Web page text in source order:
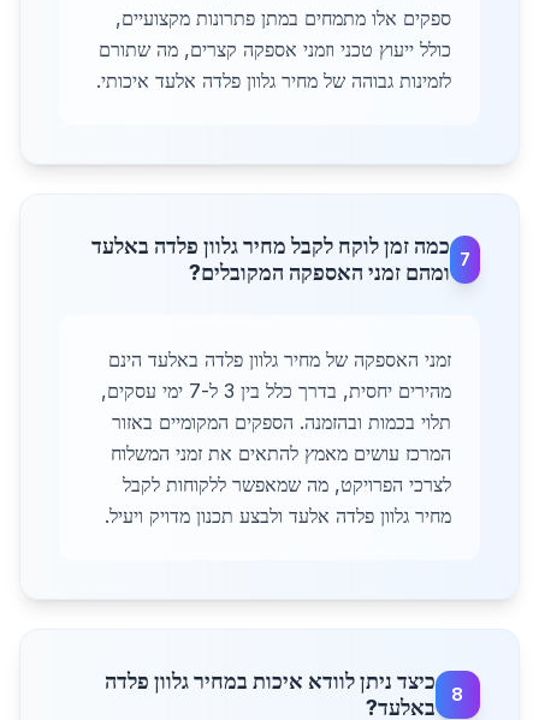
ספקים אלו מתמחים במתן פתרונות מקצועיים,
כולל ייעוץ טכני וזמני אספקה קצרים, מה שתורם
לזמינות גבוהה של מחיר גלוון פלדה אלעד איכותי.
7
כמה זמן לוקח לקבל מחיר גלוון פלדה באלעד
ומהם זמני האספקה המקובלים?
זמני האספקה של מחיר גלוון פלדה באלעד הינם
מהירים יחסית, בדרך כלל בין 3 ל-7 ימי עסקים,
תלוי בכמות ובהזמנה. הספקים המקומיים באזור
המרכז עושים מאמץ להתאים את זמני המשלוח
לצרכי הפרויקט, מה שמאפשר ללקוחות לקבל
מחיר גלוון פלדה אלעד ולבצע תכנון מדויק ויעיל.
8
כיצד ניתן לוודא איכות במחיר גלוון פלדה
באלעד?